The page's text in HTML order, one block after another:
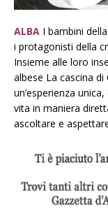
ALBA I bambini
i protagonisti della
Insieme alle loro
albese La cascina
un’esperienza
vita in maniera
ascoltare e